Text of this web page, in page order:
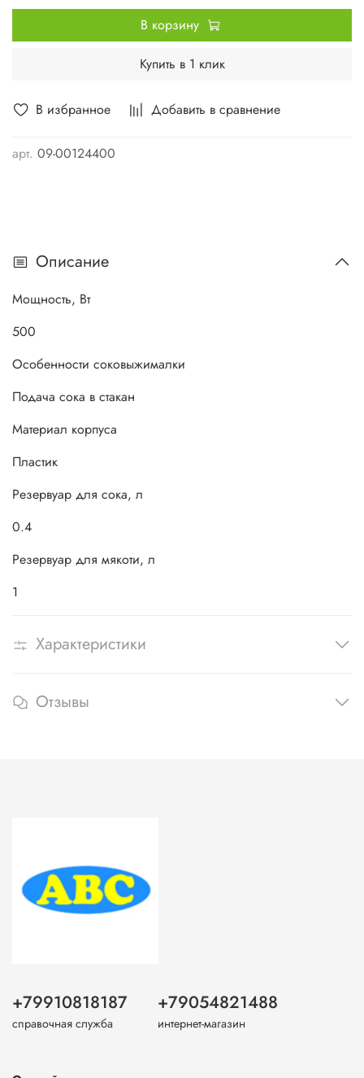
В избранное Добавить в сравнение
арт. 09-00124400
В корзину
Купить в 1 клик
Описание
Мощность, Вт
500
Особенности соковыжималки
Подача сока в стакан
Материал корпуса
Пластик
Резервуар для сока, л
0.4
Резервуар для мякоти, л
1
Характеристики
Отзывы
+79910818187
справочная служба
+79054821488
интернет-магазин